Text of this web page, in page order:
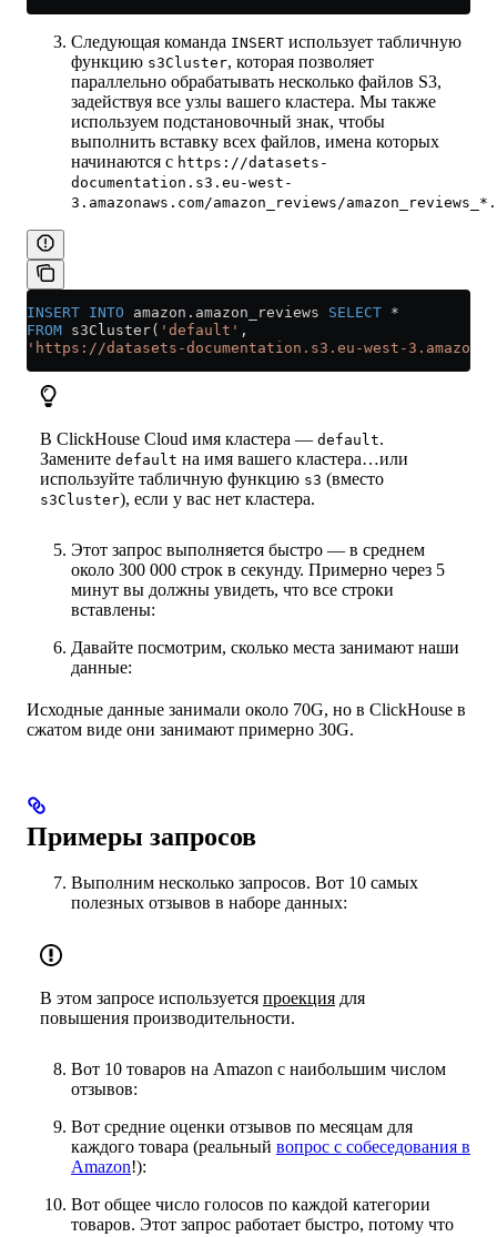
Следующая команда INSERT использует табличную
функцию s3Cluster, которая позволяет
параллельно обрабатывать несколько файлов S3,
задействуя все узлы вашего кластера. Мы также
используем подстановочный знак, чтобы
выполнить вставку всех файлов, имена которых
начинаются с https://datasets-
documentation.s3.eu-west-
3.amazonaws.com/amazon_reviews/
INSERT INTO amazon . amazon_reviews SELECT *
FROM s3Cluster( 'default' ,
'https://datasets-documentation.s3.eu-west-
В ClickHouse Cloud имя кластера — default.
Замените default на имя вашего кластера…или
используйте табличную функцию s3 (вместо
s3Cluster), если у вас нет кластера.
Этот запрос выполняется быстро — в среднем
около 300 000 строк в секунду. Примерно через 5
минут вы должны увидеть, что все строки
вставлены:
Давайте посмотрим, сколько места занимают наши
данные:
Исходные данные занимали около 70G, но в ClickHouse в
сжатом виде они занимают примерно 30G.
Примеры запросов
Выполним несколько запросов. Вот 10 самых
полезных отзывов в наборе данных:
В этом запросе используется проекция для
повышения производительности.
Вот 10 товаров на Amazon с наибольшим числом
отзывов:
Вот средние оценки отзывов по месяцам для
каждого товара (реальный вопрос с собеседования в
Amazon!):
Вот общее число голосов по каждой категории
товаров. Этот запрос работает быстро, потому что